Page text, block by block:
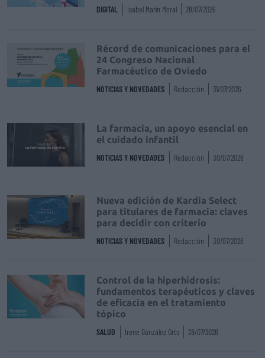
DIGITAL Isabel Marín Moral 28/07/2026
Récord de comunicaciones para el
24 Congreso Nacional
Farmacéutico de Oviedo
NOTICIAS Y NOVEDADES Redacción 31/07/2026
La farmacia, un apoyo esencial en
el cuidado infantil
NOTICIAS Y NOVEDADES Redacción 30/07/2026
Nueva edición de Kardia Select
para titulares de farmacia: claves
para decidir con criterio
NOTICIAS Y NOVEDADES Redacción 30/07/2026
Control de la hiperhidrosis:
fundamentos terapéuticos y claves
de eficacia en el tratamiento
tópico
SALUD Irene González Orts 28/07/2026